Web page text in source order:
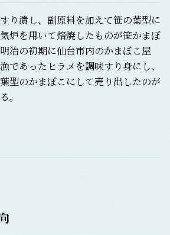
り潰し、副原料を加えて笹の葉型に
炉を用いて焙焼したものが笹かまぼ
治の初期に仙台市内のかまぼこ屋
であったヒラメを調味すり身にし、
型のかまぼこにして売り出したのが
。